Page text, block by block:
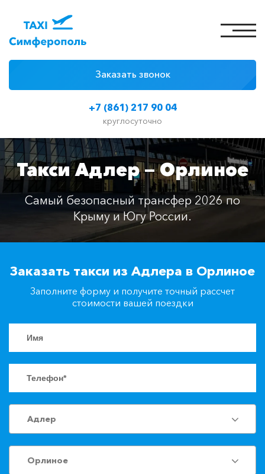
+7 (861) 217 90 04
круглосуточно
Заказать звонок
Цены на такси
Классы автомобилей
Отзывы
Контакты
+7(861)217-90-04
Такси Адлер — Орлиное
Самый безопасный трансфер 2026 по
Крыму и Югу России.
Заказать такси из Адлера в Орлиное
Заполните форму и получите точный рассчет
стоимости вашей поездки
Адлер
Орлиное